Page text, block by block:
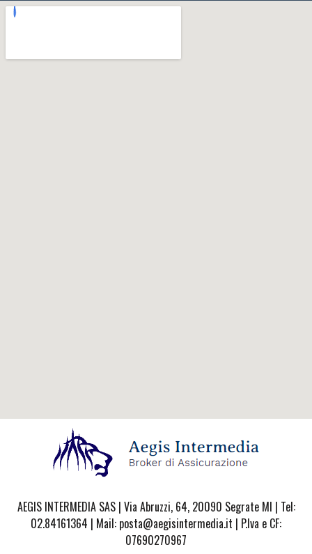
AEGIS INTERMEDIA SAS | Via Abruzzi, 64, 20090 Segrate MI | Tel:
02.84161364 | Mail: posta@aegisintermedia.it | P.Iva e CF:
07690270967